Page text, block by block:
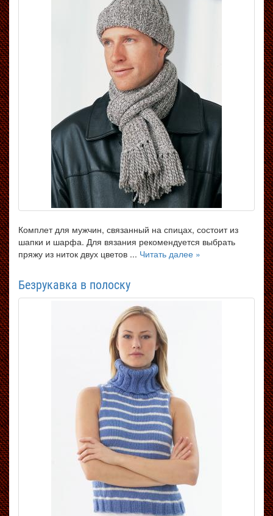
Комплет для мужчин, связанный на спицах, состоит из
шапки и шарфа. Для вязания рекомендуется выбрать
пряжу из ниток двух цветов ... Читать далее »
Безрукавка в полоску